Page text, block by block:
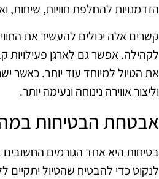
הזדמנויות להחלפת חוויות, שיחות,
קשרים אלה יכולים להעשיר את
לקהילה. אפשר גם לארגן פעילויות
את הטיול למיוחד עוד יותר. כאשר
וליצור אווירה נינוחה ונעימה יותר.
אבטחת הבטיחות
בטיחות היא אחד הגורמים
לנקוט כדי להבטיח שהטיול